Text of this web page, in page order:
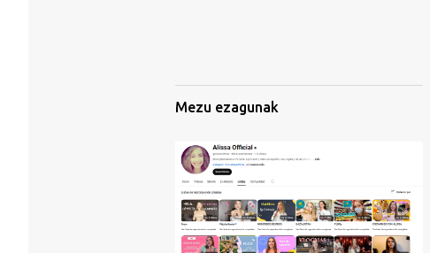
Mezu ezagunak